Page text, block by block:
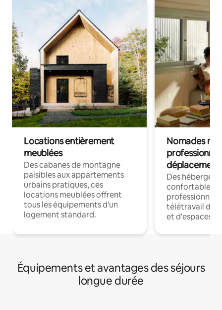
Locations entièrement
meublées
Des cabanes de montagne
paisibles aux appartements
urbains pratiques, ces
locations meublées offrent
tous les équipements d'un
logement standard.
Nomades
déplacement
Des
confortables
professionnels
télétravail
et d'espaces
Équipements et avantages des séjours
longue durée